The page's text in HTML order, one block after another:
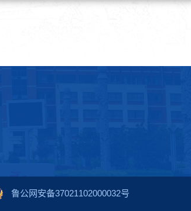
鲁公网安备37021102000032号